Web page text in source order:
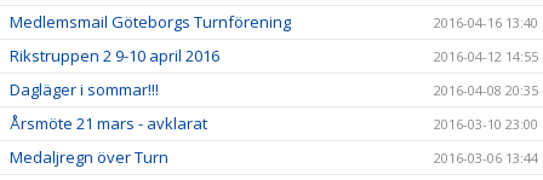
Medlemsmail Göteborgs Turnförening 2016-04-16 13:40
Rikstruppen 2 9-10 april 2016 2016-04-12 14:55
Dagläger i sommar!!! 2016-04-08 20:35
Årsmöte 21 mars - avklarat 2016-03-10 23:00
Medaljregn över Turn 2016-03-06 13:44